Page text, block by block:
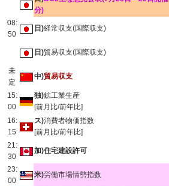
08:
50
分)
日)経常収支(国際収支)
日)貿易収支(国際収支)
未
定
中)貿易収支
15:
00
独)鉱工業生産
[前月比/前年比]
16:
15
ス)消費者物価指数
[前月比/前年比]
21:
30
加)住宅建設許可
23:
00
米)労働市場情勢指数